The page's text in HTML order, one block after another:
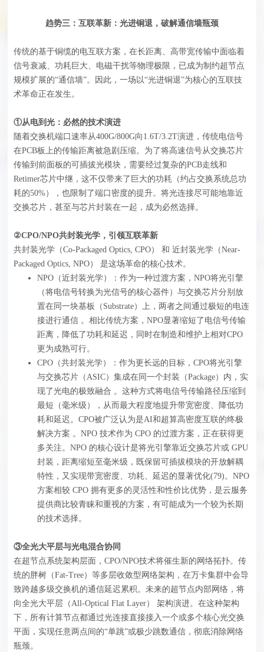
趋势三：互联革新：光进铜退，破解通信墙瓶颈
传统的基于铜缆的电互联方案，在长距离、高带宽传输中面临着
信号衰减、功耗巨大、电磁干扰等物理极限，已成为制约超节点
规模扩展的“通信墙”。因此，一场以“光进铜退”为核心的互联技
术革命正在发生。
①从电到光：必然的技术演进
随着交换机端口速率从400G/800G向1.6T/3.2T演进，传统电信号
在PCB板上的传输距离被急剧压缩。为了将高速信号从交换芯片
传输到前面板的可插拔光模块，需要经过复杂的PCB走线和
Retimer芯片中继，这不仅带来了巨大的功耗（约占交换系统总功
耗的50%），也限制了端口密度的提升。将光连接尽可能地靠近
交换芯片，甚至与芯片封装在一起，成为必然选择。
②CPO/NPO共封装光学，引领互联革新
共封装光学（Co-Packaged Optics, CPO）‍ 和 近封装光学（Near-
Packaged Optics, NPO）‍ 是这场革命的核心技术。
NPO（近封装光学）‍：作为一种过渡方案，NPO将光引擎
（将电信号转换为光信号的核心器件）与交换芯片分别放
置在同一块基板（Substrate）上，两者之间通过极短的电连
接进行通信 。相比传统方案，NPO显著缩短了电信号传输
距离，降低了功耗和延迟，同时在制造和维护上相对CPO
更为成熟可行。
CPO（共封装光学）‍：作为更长远的目标，CPO将光引擎
与交换芯片（ASIC）集成在同一个封装（Package）内，实
现了光电的极致融合 。这种方式将电信号传输路径压缩到
最短（毫米级），从而最大程度地提升带宽密度、降低功
耗和延迟。CPO被广泛认为是AI和超算高密度互联的终极
解决方案 。NPO 技术作为 CPO 的过渡方案，正在获得更
多关注。NPO 的核心设计是将光引擎靠近交换芯片或 GPU
封装，距离缩短至毫米级，既保留可插拔模块的开放解耦
特性，又实现带宽密度、功耗、延迟的显著优化(79)。NPO
方案相较 CPO 拥有更多的灵活性和性价比优势，是云服务
提供商比较青睐和重视的方案，有可能成为一个较为长期
的技术选择。
③全光大平层与光电混合协同
在超节点系统架构层面，CPO/NPO技术将催生新的网络拓扑。传
统的胖树（Fat-Tree）等多层收敛型网络架构，在万卡集群中会导
致跨越多级交换机的通信延迟累积。未来的超节点内部网络，将
向全光大平层（All-Optical Flat Layer）‍ 架构演进。在这种架构
下，所有计算节点都通过光连接直接接入一个或多个核心光交换
平面，实现任意两点间的“单跳”或极少跳数通信，彻底消除网络
瓶颈。